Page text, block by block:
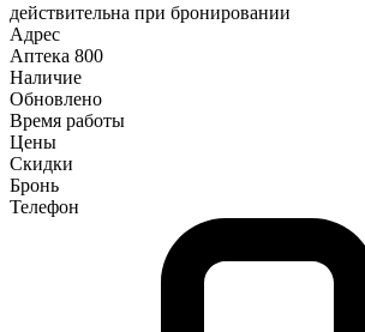
действительна при бронировании
Адрес
Аптека 800
Наличие
Обновлено
Время работы
Цены
Скидки
Бронь
Телефон